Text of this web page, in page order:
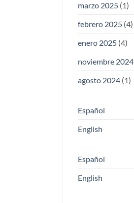
marzo 2025 (1)
febrero 2025 (4)
enero 2025 (4)
noviembre 2024
agosto 2024 (1)
Español
English
Español
English